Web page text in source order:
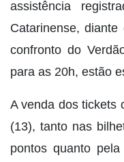
assistência
Catarinense,
confronto do
para as 20h, estão
A venda dos tickets
(13), tanto nas
pontos quanto